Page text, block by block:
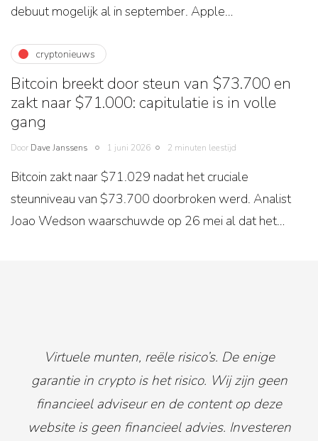
debuut mogelijk al in september. Apple…
cryptonieuws
Bitcoin breekt door steun van $73.700 en
zakt naar $71.000: capitulatie is in volle
gang
Door Dave Janssens 1 juni 2026 2 minuten leestijd
Bitcoin zakt naar $71.029 nadat het cruciale
steunniveau van $73.700 doorbroken werd. Analist
Joao Wedson waarschuwde op 26 mei al dat het…
Virtuele munten, reële risico’s. De enige
garantie in crypto is het risico. Wij zijn geen
financieel adviseur en de content op deze
website is geen financieel advies. Investeren